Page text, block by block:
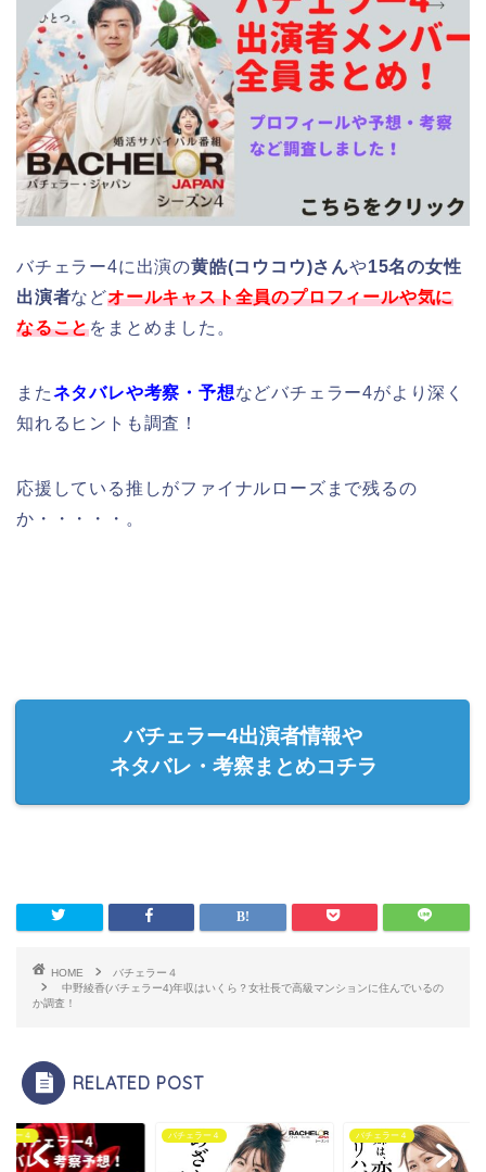
バチェラー4に出演の黄皓(コウコウ)さんや15名の女性
出演者などオールキャスト全員のプロフィールや気に
なることをまとめました。
またネタバレや考察・予想などバチェラー4がより深く
知れるヒントも調査！
応援している推しがファイナルローズまで残るの
か・・・・・。
バチェラー4出演者情報や
ネタバレ・考察まとめコチラ
HOME
バチェラー４
中野綾香(バチェラー4)年収はいくら？女社長で高級マンションに住んでいるの
か調査！
RELATED POST
ラー４ バチェラー４ バチェラー４